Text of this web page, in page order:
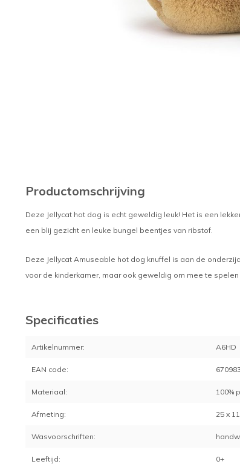
Productomschrijving
Deze Jellycat hot dog is echt geweldig leuk! Het is een
een blij gezicht en leuke bungel beentjes van ribstof.
Deze Jellycat Amuseable hot dog knuffel is aan de
voor de kinderkamer, maar ook geweldig om mee te spelen
Specificaties
Artikelnummer: A6HD
EAN code:
Materiaal: 100%
Afmeting: 25 x
Wasvoorschriften:
Leeftijd: 0+